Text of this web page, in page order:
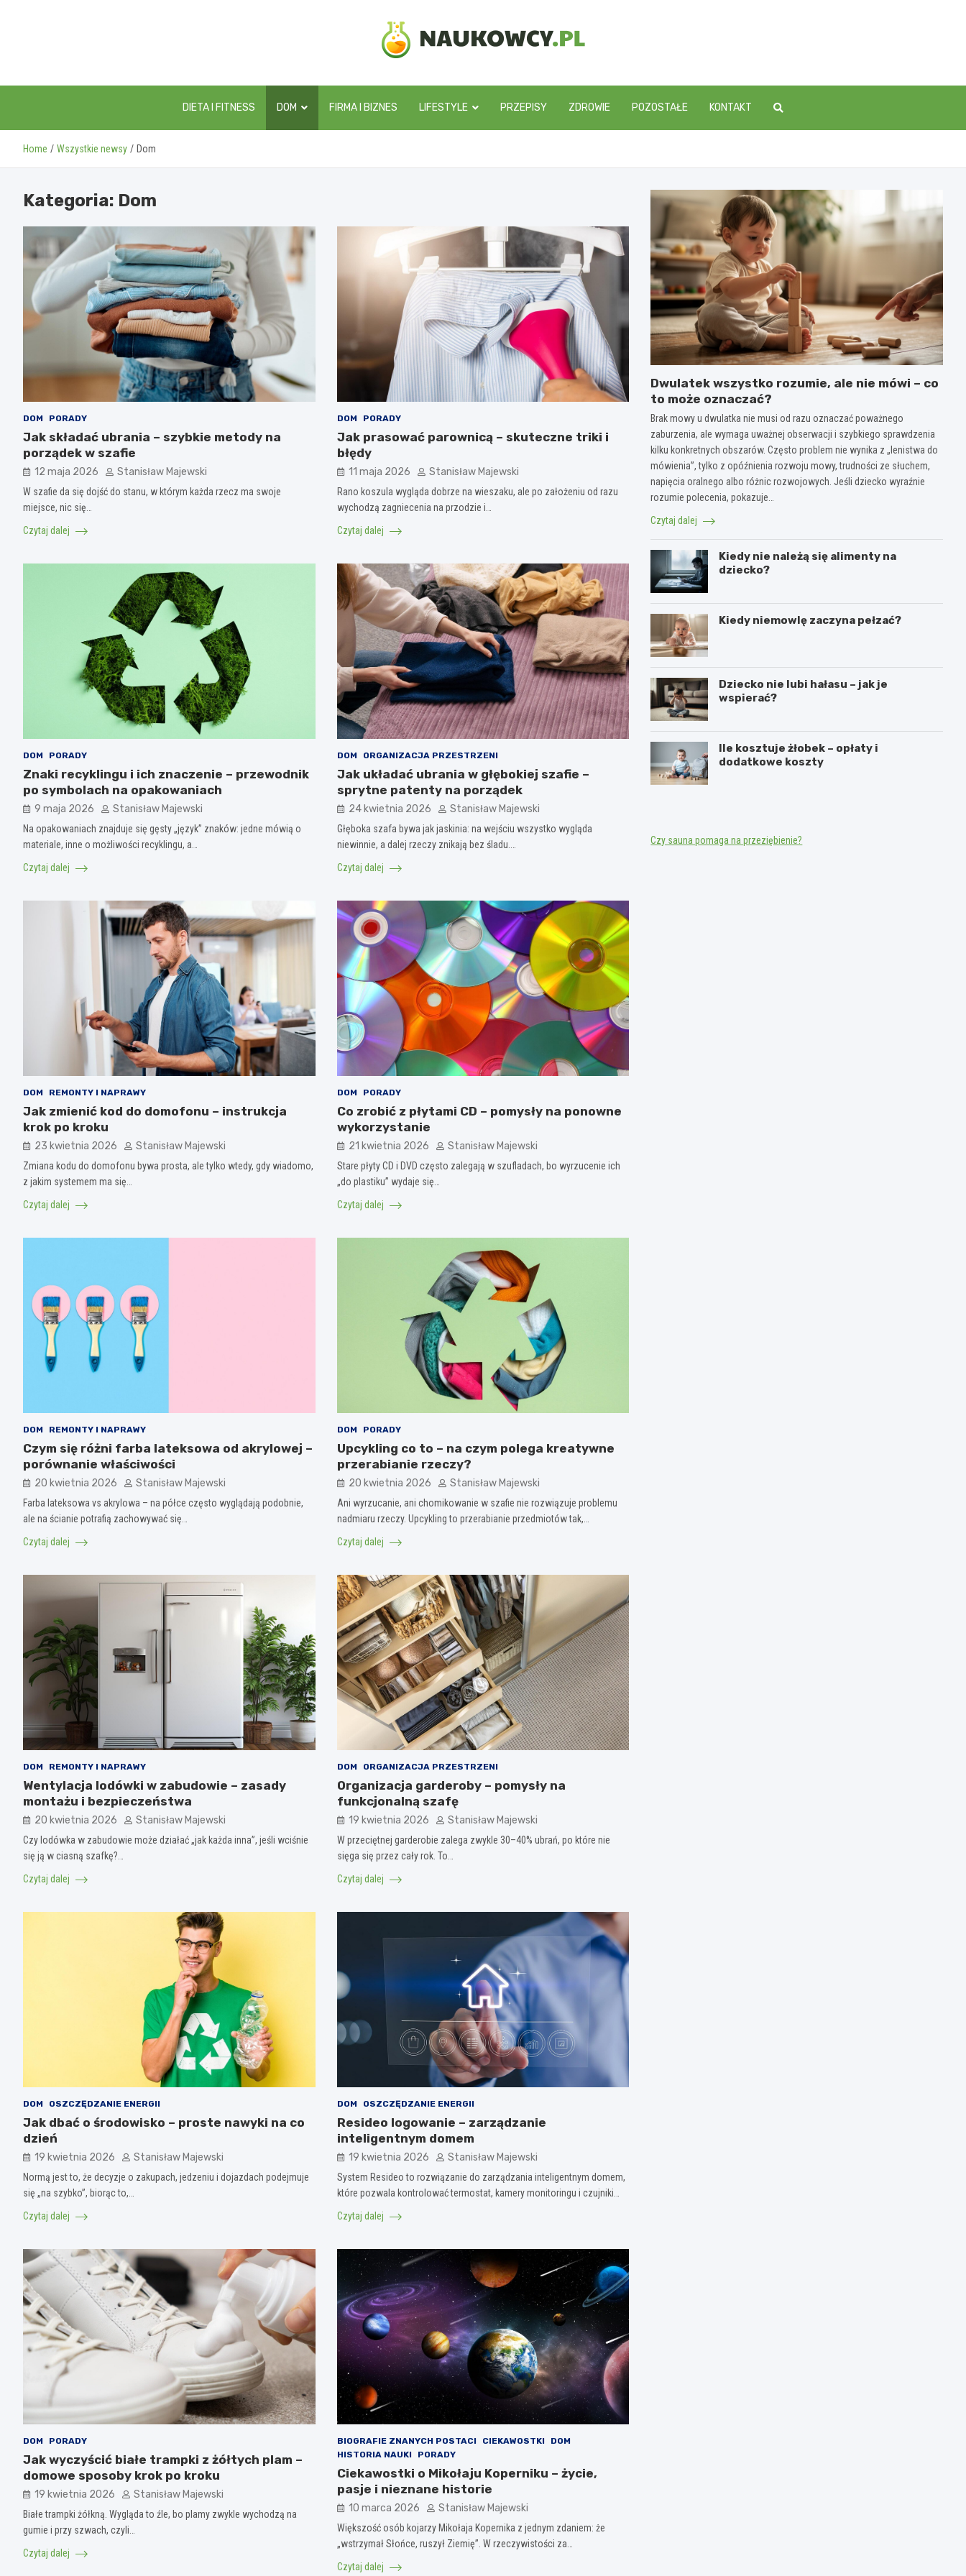
naukowcy.pl
DIETA I FITNESS DOM FIRMA I BIZNES LIFESTYLE PRZEPISY ZDROWIE POZOSTAŁE KONTAKT
Home Wszystkie newsy Dom
Kategoria: Dom
DOM PORADY
Jak składać ubrania – szybkie metody na
porządek w szafie
12 maja 2026 Stanisław Majewski
W szafie da się dojść do stanu, w którym każda rzecz ma swoje
miejsce, nic się…
Czytaj dalej
DOM PORADY
Jak prasować parownicą – skuteczne triki i
błędy
11 maja 2026 Stanisław Majewski
Rano koszula wygląda dobrze na wieszaku, ale po założeniu od razu
wychodzą zagniecenia na przodzie i…
Czytaj dalej
DOM PORADY
Znaki recyklingu i ich znaczenie – przewodnik
po symbolach na opakowaniach
9 maja 2026 Stanisław Majewski
Na opakowaniach znajduje się gęsty „język” znaków: jedne mówią o
materiale, inne o możliwości recyklingu, a…
Czytaj dalej
DOM ORGANIZACJA PRZESTRZENI
Jak układać ubrania w głębokiej szafie –
sprytne patenty na porządek
24 kwietnia 2026 Stanisław Majewski
Głęboka szafa bywa jak jaskinia: na wejściu wszystko wygląda
niewinnie, a dalej rzeczy znikają bez śladu.…
Czytaj dalej
DOM REMONTY I NAPRAWY
Jak zmienić kod do domofonu – instrukcja
krok po kroku
23 kwietnia 2026 Stanisław Majewski
Zmiana kodu do domofonu bywa prosta, ale tylko wtedy, gdy wiadomo,
z jakim systemem ma się…
Czytaj dalej
DOM PORADY
Co zrobić z płytami CD – pomysły na ponowne
wykorzystanie
21 kwietnia 2026 Stanisław Majewski
Stare płyty CD i DVD często zalegają w szufladach, bo wyrzucenie ich
„do plastiku” wydaje się…
Czytaj dalej
DOM REMONTY I NAPRAWY
Czym się różni farba lateksowa od akrylowej –
porównanie właściwości
20 kwietnia 2026 Stanisław Majewski
Farba lateksowa vs akrylowa – na półce często wyglądają podobnie,
ale na ścianie potrafią zachowywać się…
Czytaj dalej
DOM PORADY
Upcykling co to – na czym polega kreatywne
przerabianie rzeczy?
20 kwietnia 2026 Stanisław Majewski
Ani wyrzucanie, ani chomikowanie w szafie nie rozwiązuje problemu
nadmiaru rzeczy. Upcykling to przerabianie przedmiotów tak,…
Czytaj dalej
DOM REMONTY I NAPRAWY
Wentylacja lodówki w zabudowie – zasady
montażu i bezpieczeństwa
20 kwietnia 2026 Stanisław Majewski
Czy lodówka w zabudowie może działać „jak każda inna”, jeśli wciśnie
się ją w ciasną szafkę?…
Czytaj dalej
DOM ORGANIZACJA PRZESTRZENI
Organizacja garderoby – pomysły na
funkcjonalną szafę
19 kwietnia 2026 Stanisław Majewski
W przeciętnej garderobie zalega zwykle 30–40% ubrań, po które nie
sięga się przez cały rok. To…
Czytaj dalej
DOM OSZCZĘDZANIE ENERGII
Jak dbać o środowisko – proste nawyki na co
dzień
19 kwietnia 2026 Stanisław Majewski
Normą jest to, że decyzje o zakupach, jedzeniu i dojazdach podejmuje
się „na szybko”, biorąc to,…
Czytaj dalej
DOM OSZCZĘDZANIE ENERGII
Resideo logowanie – zarządzanie
inteligentnym domem
19 kwietnia 2026 Stanisław Majewski
System Resideo to rozwiązanie do zarządzania inteligentnym domem,
które pozwala kontrolować termostat, kamery monitoringu i czujniki…
Czytaj dalej
DOM PORADY
Jak wyczyścić białe trampki z żółtych plam –
domowe sposoby krok po kroku
19 kwietnia 2026 Stanisław Majewski
Białe trampki żółkną. Wygląda to źle, bo plamy zwykle wychodzą na
gumie i przy szwach, czyli…
Czytaj dalej
BIOGRAFIE ZNANYCH POSTACI CIEKAWOSTKI
DOM
HISTORIA NAUKI
PORADY
Ciekawostki o Mikołaju Koperniku – życie,
pasje i nieznane historie
10 marca 2026 Stanisław Majewski
Większość osób kojarzy Mikołaja Kopernika z jednym zdaniem: że
„wstrzymał Słońce, ruszył Ziemię”. W rzeczywistości za…
Czytaj dalej
Dwulatek wszystko rozumie, ale nie mówi – co
to może oznaczać?
Brak mowy u dwulatka nie musi od razu oznaczać poważnego
zaburzenia, ale wymaga uważnej obserwacji i szybkiego sprawdzenia
kilku konkretnych obszarów. Często problem nie wynika z „lenistwa do
mówienia”, tylko z opóźnienia rozwoju mowy, trudności ze słuchem,
napięcia oralnego albo różnic rozwojowych. Jeśli dziecko wyraźnie
rozumie polecenia, pokazuje…
Czytaj dalej
Kiedy nie należą się alimenty na
dziecko?
Kiedy niemowlę zaczyna pełzać?
Dziecko nie lubi hałasu – jak je
wspierać?
Ile kosztuje żłobek – opłaty i
dodatkowe koszty
Czy sauna pomaga na przeziębienie?